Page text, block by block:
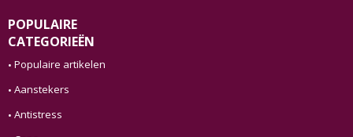
POPULAIRE
CATEGORIEËN
Populaire artikelen
Aanstekers
Antistress